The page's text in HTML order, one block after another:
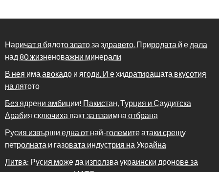
Наричат я бялото злато за здравето. Природата й е дала
над 80 жизненоважни минерали
В нея има авокадо и ягоди. И е хидратиращата вкусотия
на лятото
Без ядрени амбиции! Пакистан, Турция и Саудитска
Арабия сключиха пакт за взаимна отбрана
Русия извърши една от най-големите атаки срещу
петролната и газовата индустрия на Украйна
Литва: Русия може да използва украински дронове за